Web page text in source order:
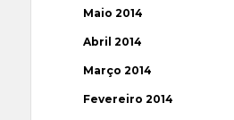
Maio 2014
Abril 2014
Março 2014
Fevereiro 2014